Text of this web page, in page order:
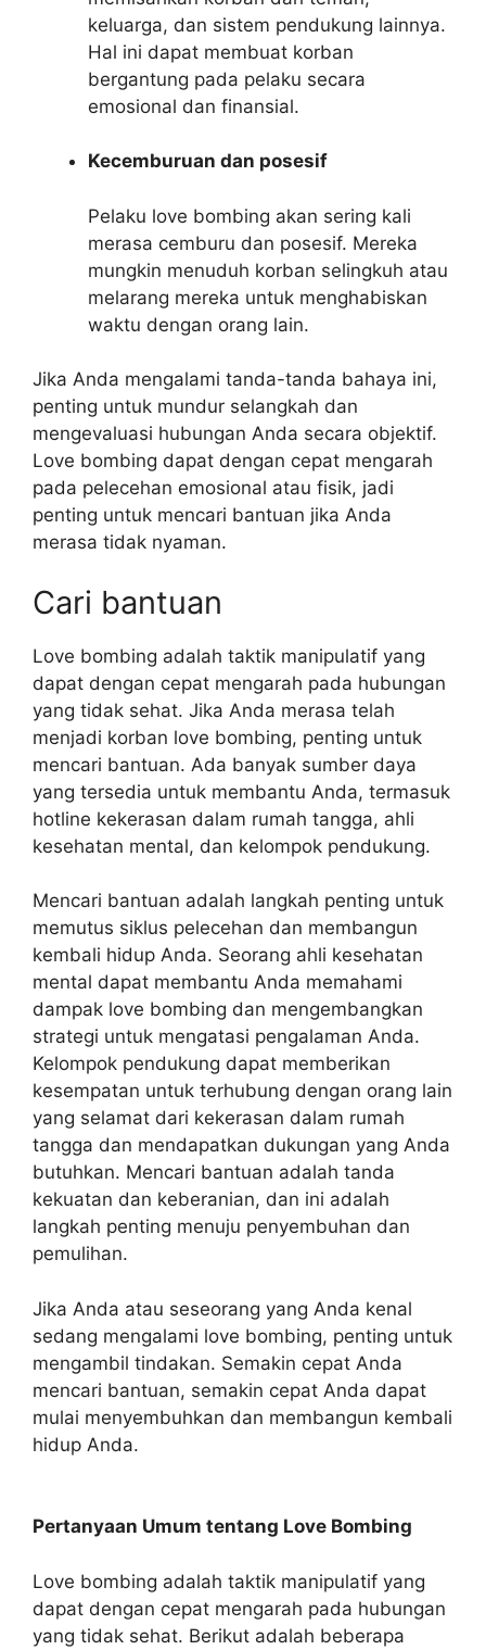
keluarga, dan sistem pendukung lainnya.
Hal ini dapat membuat korban
bergantung pada pelaku secara
emosional dan finansial.
Kecemburuan dan posesif
Pelaku love bombing akan sering kali
merasa cemburu dan posesif. Mereka
mungkin menuduh korban selingkuh atau
melarang mereka untuk menghabiskan
waktu dengan orang lain.
Jika Anda mengalami tanda-tanda bahaya ini,
penting untuk mundur selangkah dan
mengevaluasi hubungan Anda secara objektif.
Love bombing dapat dengan cepat mengarah
pada pelecehan emosional atau fisik, jadi
penting untuk mencari bantuan jika Anda
merasa tidak nyaman.
Cari bantuan
Love bombing adalah taktik manipulatif yang
dapat dengan cepat mengarah pada hubungan
yang tidak sehat. Jika Anda merasa telah
menjadi korban love bombing, penting untuk
mencari bantuan. Ada banyak sumber daya
yang tersedia untuk membantu Anda, termasuk
hotline kekerasan dalam rumah tangga, ahli
kesehatan mental, dan kelompok pendukung.
Mencari bantuan adalah langkah penting untuk
memutus siklus pelecehan dan membangun
kembali hidup Anda. Seorang ahli kesehatan
mental dapat membantu Anda memahami
dampak love bombing dan mengembangkan
strategi untuk mengatasi pengalaman Anda.
Kelompok pendukung dapat memberikan
kesempatan untuk terhubung dengan orang lain
yang selamat dari kekerasan dalam rumah
tangga dan mendapatkan dukungan yang Anda
butuhkan. Mencari bantuan adalah tanda
kekuatan dan keberanian, dan ini adalah
langkah penting menuju penyembuhan dan
pemulihan.
Jika Anda atau seseorang yang Anda kenal
sedang mengalami love bombing, penting untuk
mengambil tindakan. Semakin cepat Anda
mencari bantuan, semakin cepat Anda dapat
mulai menyembuhkan dan membangun kembali
hidup Anda.
Pertanyaan Umum tentang Love Bombing
Love bombing adalah taktik manipulatif yang
dapat dengan cepat mengarah pada hubungan
yang tidak sehat. Berikut adalah beberapa